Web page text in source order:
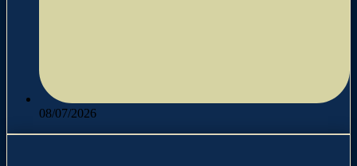
08/07/2026